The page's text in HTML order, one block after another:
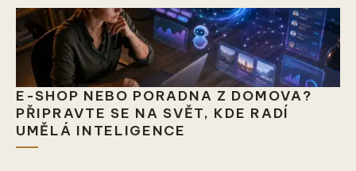
E-SHOP NEBO PORADNA Z DOMOVA?
PŘIPRAVTE SE NA SVĚT, KDE RADÍ
UMĚLÁ INTELIGENCE